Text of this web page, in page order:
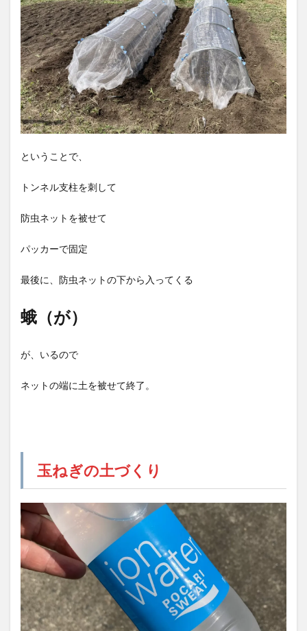
ということで、
トンネル支柱を刺して
防虫ネットを被せて
パッカーで固定
最後に、防虫ネットの下から入ってくる
蛾（が）
が、いるので
ネットの端に土を被せて終了。
玉ねぎの土づくり